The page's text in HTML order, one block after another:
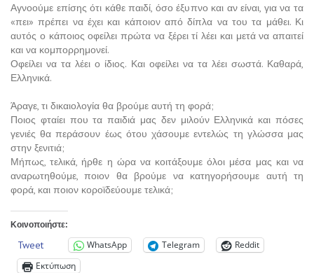
Αγνοούμε επίσης ότι κάθε παιδί, όσο έξυπνο και αν είναι, για να τα
«πει» πρέπει να έχει και κάποιον από δίπλα να του τα μάθει. Κι
αυτός ο κάποιος οφείλει πρώτα να ξέρει τί λέει και μετά να απαιτεί
και να κομπορρημονεί.
Οφείλει να τα λέει ο ίδιος. Και οφείλει να τα λέει σωστά. Καθαρά,
Ελληνικά.
Άραγε, τι δικαιολογία θα βρούμε αυτή τη φορά;
Ποιος φταίει που τα παιδιά μας δεν μιλούν Ελληνικά και πόσες
γενιές θα περάσουν έως ότου χάσουμε εντελώς τη γλώσσα μας
στην ξενιτιά;
Μήπως, τελικά, ήρθε η ώρα να κοιτάξουμε όλοι μέσα μας και να
αναρωτηθούμε, ποιον θα βρούμε να κατηγορήσουμε αυτή τη
φορά, και ποιον κοροϊδεύουμε τελικά;
Κοινοποιήστε:
Tweet WhatsApp Telegram
Reddit
Εκτύπωση